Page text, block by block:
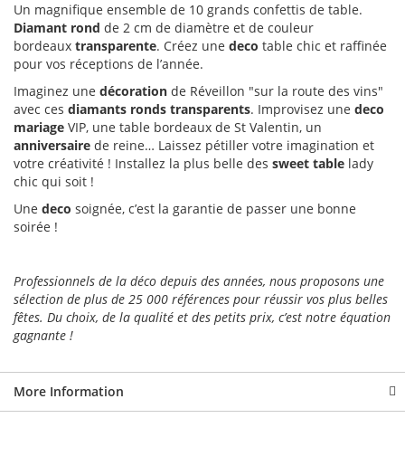
Un magnifique ensemble de 10 grands confettis de table.
Diamant rond de 2 cm de diamètre et de couleur
bordeaux transparente. Créez une deco table chic et raffinée
pour vos réceptions de l’année.
Imaginez une décoration de Réveillon "sur la route des vins"
avec ces diamants ronds transparents. Improvisez une deco
mariage VIP, une table bordeaux de St Valentin, un
anniversaire de reine… Laissez pétiller votre imagination et
votre créativité ! Installez la plus belle des sweet table lady
chic qui soit !
Une deco soignée, c’est la garantie de passer une bonne
soirée !
Professionnels de la déco depuis des années, nous proposons une
sélection de plus de 25 000 références pour réussir vos plus belles
fêtes. Du choix, de la qualité et des petits prix, c’est notre équation
gagnante !
More Information